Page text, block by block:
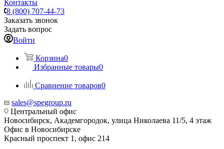
Контакты
8 (800) 707-44-73
Заказать звонок
Задать вопрос
Войти
Корзина0
Избранные товары0
Сравнение товаров0
sales@spegroup.ru
Центральный офис
Новосибирск, Академгородок, улица Николаева 11/5, 4 этаж
Офис в Новосибирске
Красный проспект 1, офис 214